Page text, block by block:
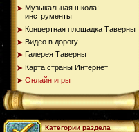
Музыкальная школа:
инструменты
Концертная площадка Таверны
Видео в дорогу
Галерея Таверны
Карта страны Интернет
Онлайн игры
Категории раздела